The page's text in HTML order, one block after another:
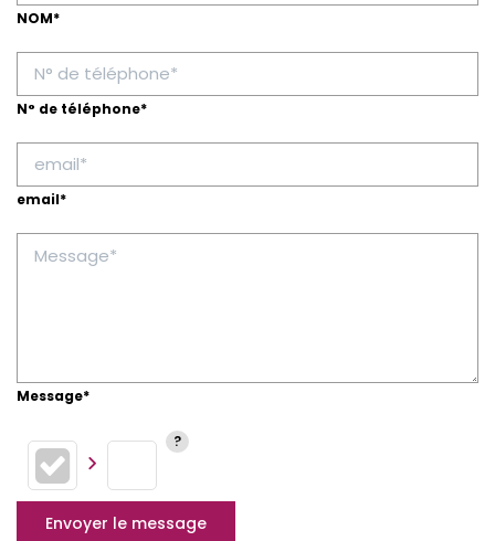
NOM*
N° de téléphone*
email*
Message*
Envoyer le message